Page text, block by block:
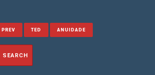
PREV TED ANUIDADE